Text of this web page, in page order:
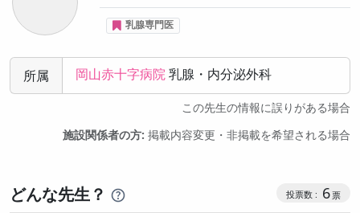
乳腺専門医
所属 岡山赤十字病院乳腺・内分泌外科
この先生の情報に誤りがある場合
施設関係者の方: 掲載内容変更・非掲載を希望される場合
どんな先生？ コミュニ
6